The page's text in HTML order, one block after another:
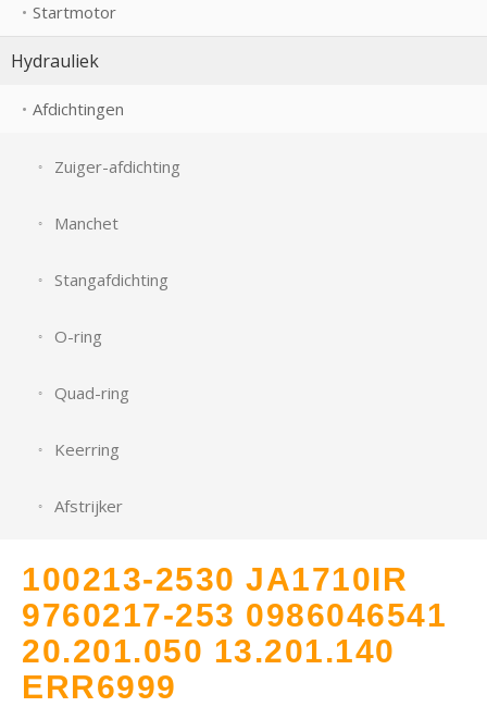
Startmotor
Hydrauliek
Afdichtingen
Zuiger-afdichting
Manchet
Stangafdichting
O-ring
Quad-ring
Keerring
Afstrijker
100213-2530 JA1710IR
9760217-253 0986046541
20.201.050 13.201.140
ERR6999